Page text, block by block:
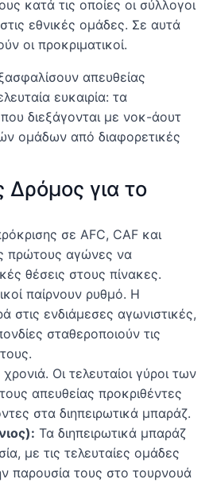
κατά τις οποίες οι σύλλογοι
εθνικές ομάδες. Σε αυτά
οι προκριματικοί.
απευθείας
ευκαιρία: τα
διεξάγονται με νοκ-άουτ
ομάδων από διαφορετικές
για το
σε AFC, CAF και
πρώτους αγώνες να
θέσεις στους πίνακες.
παίρνουν ρυθμό. Η
στις ενδιάμεσες αγωνιστικές,
σταθεροποιούν τις
Οι τελευταίοι γύροι των
απευθείας προκριθέντες
στα διηπειρωτικά μπαράζ.
Τα διηπειρωτικά μπαράζ
με τις τελευταίες ομάδες
παρουσία τους στο τουρνουά